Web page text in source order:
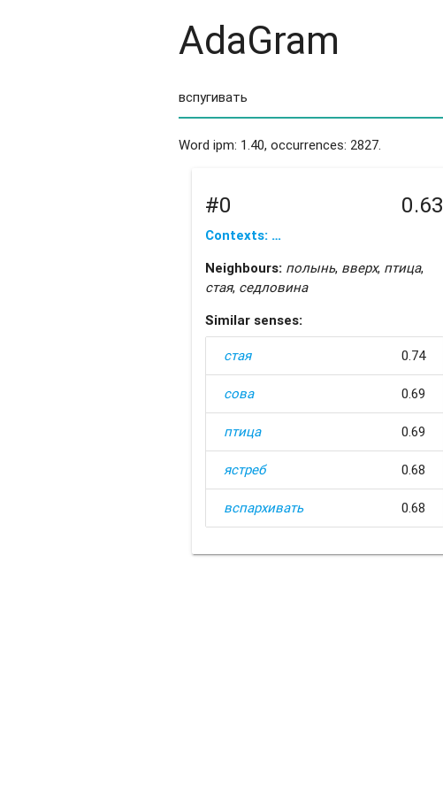
AdaGram
Word ipm: 1.40, occurrences: 2827.
#0 0.63
Contexts: …
Neighbours: полынь, вверх, птица,
стая, седловина
Similar senses:
стая 0.74
сова 0.69
птица 0.69
ястреб 0.68
вспархивать 0.68